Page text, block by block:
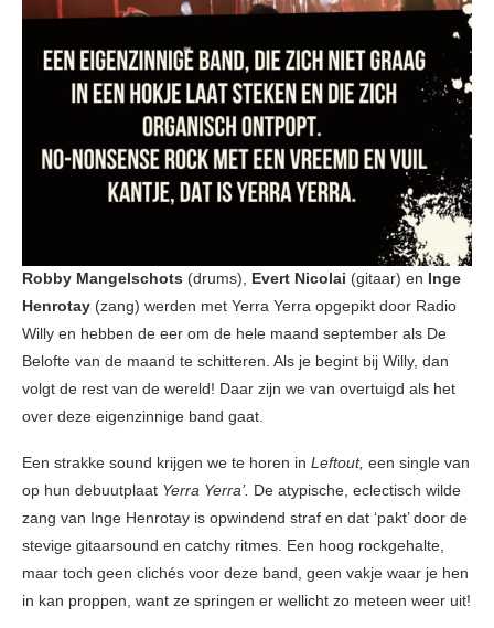
Robby Mangelschots (drums), Evert Nicolai (gitaar) en Inge
Henrotay (zang) werden met Yerra Yerra opgepikt door Radio
Willy en hebben de eer om de hele maand september als De
Belofte van de maand te schitteren. Als je begint bij Willy, dan
volgt de rest van de wereld! Daar zijn we van overtuigd als het
over deze eigenzinnige band gaat.
Een strakke sound krijgen we te horen in Leftout, een single van
op hun debuutplaat Yerra Yerra’. De atypische, eclectisch wilde
zang van Inge Henrotay is opwindend straf en dat ‘pakt’ door de
stevige gitaarsound en catchy ritmes. Een hoog rockgehalte,
maar toch geen clichés voor deze band, geen vakje waar je hen
in kan proppen, want ze springen er wellicht zo meteen weer uit!